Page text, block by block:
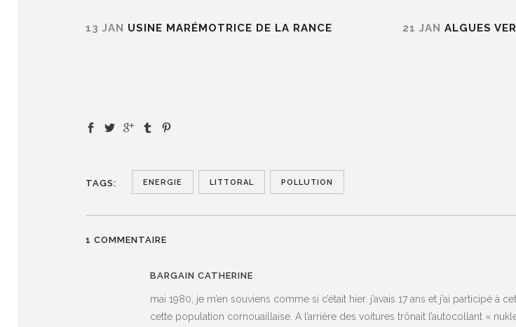
13 JAN USINE MARÉMOTRICE DE LA RANCE 21 JAN ALGUES
TAGS: ENERGIE LITTORAL POLLUTION
1 COMMENTAIRE
BARGAIN CATHERINE
mai 1980, je m’en souviens comme si c’était hier. j’avais 17 ans et j’ai participé
cette population cornouaillaise. A l’arrière des voitures trônait l’autocollant «